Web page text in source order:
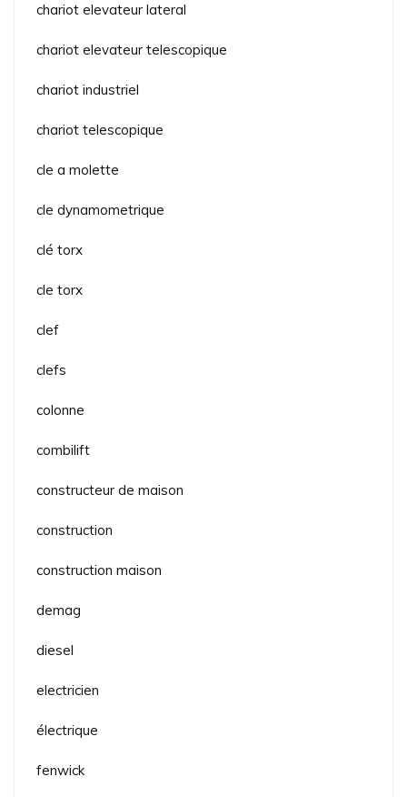
chariot elevateur lateral
chariot elevateur telescopique
chariot industriel
chariot telescopique
cle a molette
cle dynamometrique
clé torx
cle torx
clef
clefs
colonne
combilift
constructeur de maison
construction
construction maison
demag
diesel
electricien
électrique
fenwick